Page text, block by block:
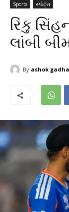
Sports સ્પોર્ટ્સ
રિંકુ
લાંબી
By ashok